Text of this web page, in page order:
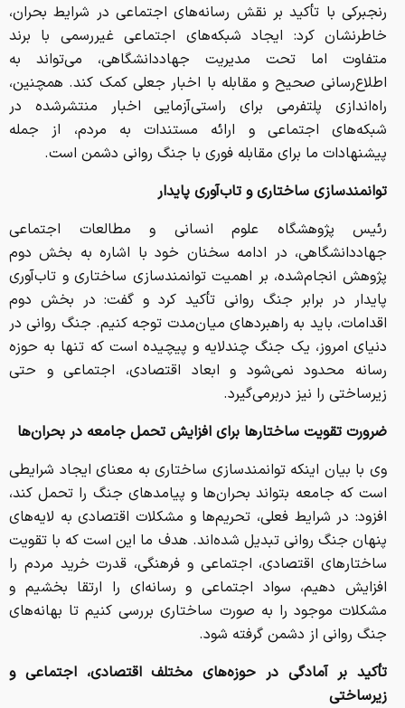
رنجبرکی با تأکید بر نقش رسانه‌های اجتماعی در شرایط بحران،
خاطرنشان کرد: ایجاد شبکه‌های اجتماعی غیررسمی با برند
متفاوت اما تحت مدیریت جهاددانشگاهی، می‌تواند به
اطلاع‌رسانی صحیح و مقابله با اخبار جعلی کمک کند. همچنین،
راه‌اندازی پلتفرمی برای راستی‌آزمایی اخبار منتشرشده در
شبکه‌های اجتماعی و ارائه مستندات به مردم، از جمله
پیشنهادات ما برای مقابله فوری با جنگ روانی دشمن است.
توانمندسازی ساختاری و تاب‌آوری پایدار
رئیس پژوهشگاه علوم انسانی و مطالعات اجتماعی
جهاددانشگاهی، در ادامه سخنان خود با اشاره به بخش دوم
پژوهش انجام‌شده، بر اهمیت توانمندسازی ساختاری و تاب‌آوری
پایدار در برابر جنگ روانی تأکید کرد و گفت: در بخش دوم
اقدامات، باید به راهبردهای میان‌مدت توجه کنیم. جنگ روانی در
دنیای امروز، یک جنگ چندلایه و پیچیده است که تنها به حوزه
رسانه محدود نمی‌شود و ابعاد اقتصادی، اجتماعی و حتی
زیرساختی را نیز دربرمی‌گیرد.
ضرورت تقویت ساختارها برای افزایش تحمل جامعه در بحران‌ها
وی با بیان اینکه توانمندسازی ساختاری به معنای ایجاد شرایطی
است که جامعه بتواند بحران‌ها و پیامدهای جنگ را تحمل کند،
افزود: در شرایط فعلی، تحریم‌ها و مشکلات اقتصادی به لایه‌های
پنهان جنگ روانی تبدیل شده‌اند. هدف ما این است که با تقویت
ساختارهای اقتصادی، اجتماعی و فرهنگی، قدرت خرید مردم را
افزایش دهیم، سواد اجتماعی و رسانه‌ای را ارتقا بخشیم و
مشکلات موجود را به صورت ساختاری بررسی کنیم تا بهانه‌های
جنگ روانی از دشمن گرفته شود.
تأکید بر آمادگی در حوزه‌های مختلف اقتصادی، اجتماعی و
زیرساختی